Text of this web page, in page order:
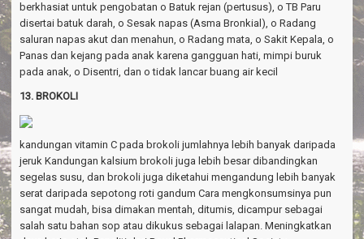
berkhasiat untuk pengobatan o Batuk rejan (pertusus), o TB Paru
disertai batuk darah, o Sesak napas (Asma Bronkial), o Radang
saluran napas akut dan menahun, o Radang mata, o Sakit Kepala, o
Panas dan kejang pada anak karena gangguan hati, mimpi buruk
pada anak, o Disentri, dan o tidak lancar buang air kecil
13. BROKOLI
kandungan vitamin C pada brokoli jumlahnya lebih banyak daripada
jeruk Kandungan kalsium brokoli juga lebih besar dibandingkan
segelas susu, dan brokoli juga diketahui mengandung lebih banyak
serat daripada sepotong roti gandum Cara mengkonsumsinya pun
sangat mudah, bisa dimakan mentah, ditumis, dicampur sebagai
salah satu bahan sop atau dikukus sebagai lalapan. Meningkatkan